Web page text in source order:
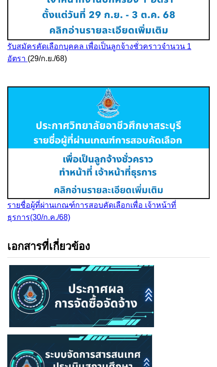
รับสมัครคัดเลือกบุคคล เพื่อเป็นลูกจ้างชั่วคราวจำนวน 1
อัตรา (29/ก.ย./68)
รายชื่อผู้ที่ผ่านเกณฑ์การสอบคัดเลือกเพื่อ เจ้าหน้าที่
ธุรการ(30/ก.ค./68)
เอกสารที่เกี่ยวข้อง